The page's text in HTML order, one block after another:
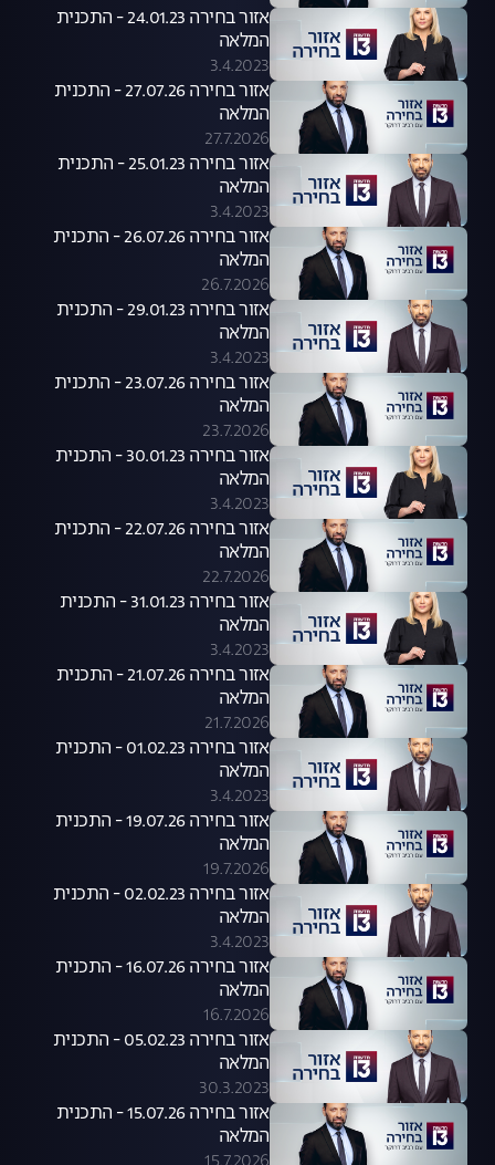
אזור בחירה 24.01.23 - התכנית
המלאה
3.4.2023
אזור בחירה 27.07.26 - התכנית
המלאה
27.7.2026
אזור בחירה 25.01.23 - התכנית
המלאה
3.4.2023
אזור בחירה 26.07.26 - התכנית
המלאה
26.7.2026
אזור בחירה 29.01.23 - התכנית
המלאה
3.4.2023
אזור בחירה 23.07.26 - התכנית
המלאה
23.7.2026
אזור בחירה 30.01.23 - התכנית
המלאה
3.4.2023
אזור בחירה 22.07.26 - התכנית
המלאה
22.7.2026
אזור בחירה 31.01.23 - התכנית
המלאה
3.4.2023
אזור בחירה 21.07.26 - התכנית
המלאה
21.7.2026
אזור בחירה 01.02.23 - התכנית
המלאה
3.4.2023
אזור בחירה 19.07.26 - התכנית
המלאה
19.7.2026
אזור בחירה 02.02.23 - התכנית
המלאה
3.4.2023
אזור בחירה 16.07.26 - התכנית
המלאה
16.7.2026
אזור בחירה 05.02.23 - התכנית
המלאה
30.3.2023
אזור בחירה 15.07.26 - התכנית
המלאה